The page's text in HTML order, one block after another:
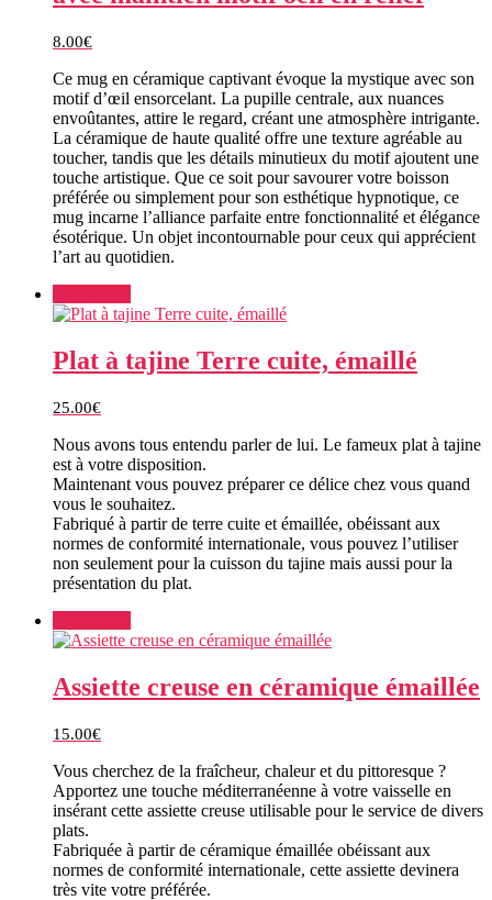
8.00€
Ce mug en céramique captivant évoque la mystique avec son
motif d’œil ensorcelant. La pupille centrale, aux nuances
envoûtantes, attire le regard, créant une atmosphère intrigante.
La céramique de haute qualité offre une texture agréable au
toucher, tandis que les détails minutieux du motif ajoutent une
touche artistique. Que ce soit pour savourer votre boisson
préférée ou simplement pour son esthétique hypnotique, ce
mug incarne l’alliance parfaite entre fonctionnalité et élégance
ésotérique. Un objet incontournable pour ceux qui apprécient
l’art au quotidien.
Plat à tajine Terre cuite, émaillé
25.00€
Nous avons tous entendu parler de lui. Le fameux plat à tajine
est à votre disposition.
Maintenant vous pouvez préparer ce délice chez vous quand
vous le souhaitez.
Fabriqué à partir de terre cuite et émaillée, obéissant aux
normes de conformité internationale, vous pouvez l’utiliser
non seulement pour la cuisson du tajine mais aussi pour la
présentation du plat.
Assiette creuse en céramique émaillée
15.00€
Vous cherchez de la fraîcheur, chaleur et du pittoresque ?
Apportez une touche méditerranéenne à votre vaisselle en
insérant cette assiette creuse utilisable pour le service de divers
plats.
Fabriquée à partir de céramique émaillée obéissant aux
normes de conformité internationale, cette assiette devinera
très vite votre préférée.